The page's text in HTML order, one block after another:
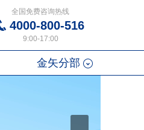
全国免费咨询热线
4000-800-516
9:00-17:00
金矢分部